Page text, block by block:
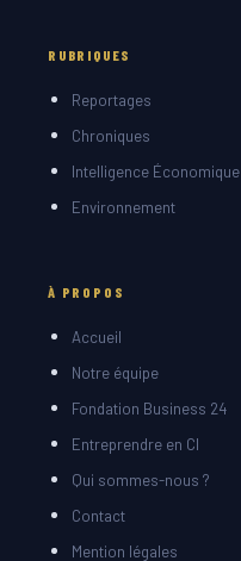
RUBRIQUES
Reportages
Chroniques
Intelligence Économique
Environnement
À PROPOS
Accueil
Notre équipe
Fondation Business 24
Entreprendre en CI
Qui sommes-nous ?
Contact
Mention légales